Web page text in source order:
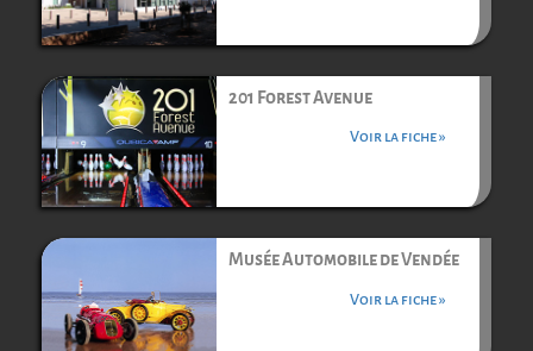
201 Forest Avenue
Voir la fiche »
Musée Automobile de Vendée
Voir la fiche »